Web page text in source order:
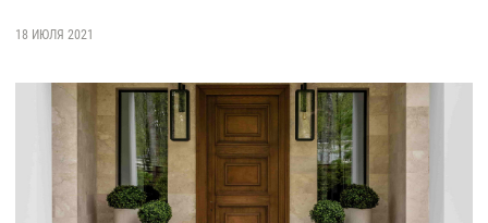
Деревья
Растения, кусты, мох и трава
Ампельные растения 70
Кашпо 256
18 ИЮЛЯ 2021